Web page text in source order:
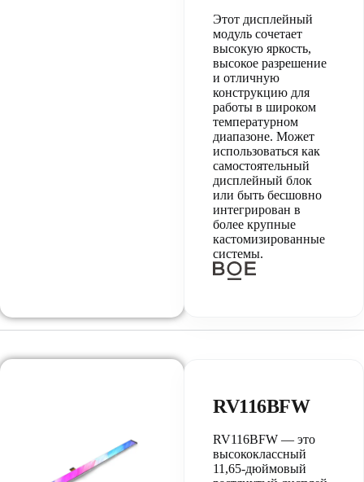
Этот дисплейный
модуль сочетает
высокую яркость,
высокое разрешение
и отличную
конструкцию для
работы в широком
температурном
диапазоне. Может
использоваться как
самостоятельный
дисплейный блок
или быть бесшовно
интегрирован в
более крупные
кастомизированные
системы.
RV116BFW
RV116BFW — это
высококлассный
11,65-дюймовый